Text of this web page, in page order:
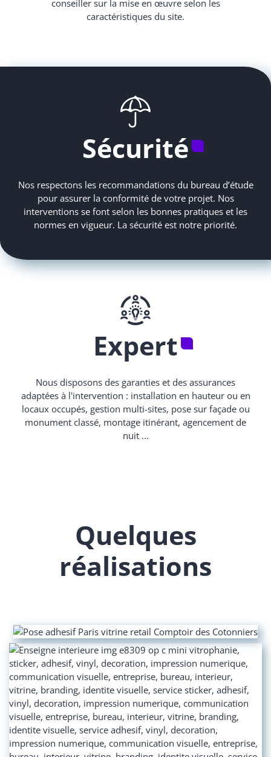
conseiller sur la mise en œuvre selon les
caractéristiques du site.
Sécurité
Nos respectons les recommandations du bureau d’étude
pour assurer la conformité de votre projet. Nos
interventions se font selon les bonnes pratiques et les
normes en vigueur. La sécurité est notre priorité.
Expert
Nous disposons des garanties et des assurances
adaptées à l'intervention : installation en hauteur ou en
locaux occupés, gestion multi-sites, pose sur façade ou
monument classé, montage itinérant, agencement de
nuit ...
Quelques
réalisations